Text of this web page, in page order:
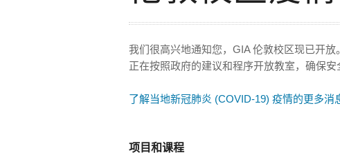
我们很高兴地通知您，GIA 伦敦校区现已开
正在按照政府的建议和程序开放教室，确保安
了解当地新冠肺炎 (COVID-19) 疫情的更多消
项目和课程